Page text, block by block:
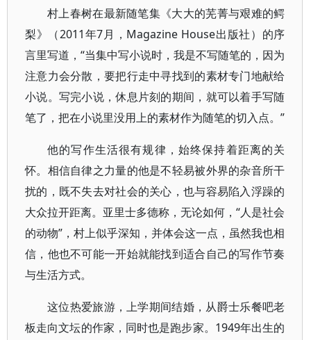
村上春树在最新随笔集《大大的芜菁与艰难的鳄
梨》（2011年7月，Magazine House出版社）的序
言里写道，“当集中写小说时，我是不写随笔的，因为
注意力会分散，要把行走中寻找到的素材专门地献给
小说。写完小说，休息片刻的期间，就可以着手写随
笔了，把在小说里没用上的素材作为随笔的切入点。”
他的写作生活很有规律，始终保持着距离的关
怀。相信自律之力量的他是不轻易被外界的杂音所干
扰的，既不失去对社会的关心，也与容易陷入浮躁的
大众拉开距离。亚里士多德称，无论如何，“人是社会
的动物”，村上似乎深知，并体会这一点，虽然我也相
信，他也不可能一开始就能找到适合自己的写作节奏
与生活方式。
这位热爱旅游，上学期间结婚，从爵士乐餐吧老
板走向文坛的作家，同时也是跑步家。1949年出生的